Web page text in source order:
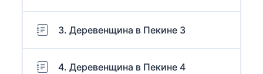
3. Деревенщина в Пекине 3
4. Деревенщина в Пекине 4